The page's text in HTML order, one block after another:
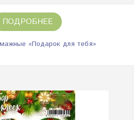
ПОДРОБНЕЕ
«Подарок для тебя»